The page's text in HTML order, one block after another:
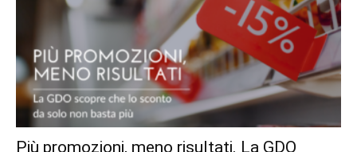
Più promozioni, meno risultati. La GDO